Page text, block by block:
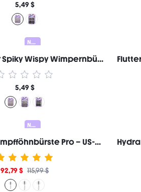
5,49 $
Neu
Blink Behavior Spiky Wispy Wimpernbüschel - B05 Hybrid Marken-Schönheit Kosmetik Make-up für Frauen und Mädchen
5,49 $
Neu
Hydra Shot Dampfföhnbürste Pro – US-Stecker
92,79 $ 115,99 $